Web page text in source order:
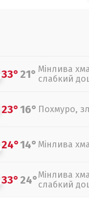
33°21° Мінлива
слабкий
23°16° Похмуро,
24°14° Мінлива
33°24°Мінлива
слабкий